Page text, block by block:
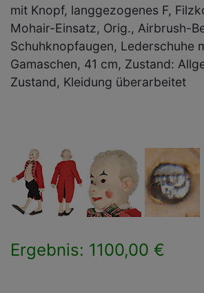
mit Knopf, langgezogenes F,
Mohair-Einsatz, Orig., Airbrush-
Schuhknopfaugen, Lederschuhe
Gamaschen, 41 cm, Zustand:
Zustand, Kleidung überarbeitet
Ergebnis: 1100,00 €